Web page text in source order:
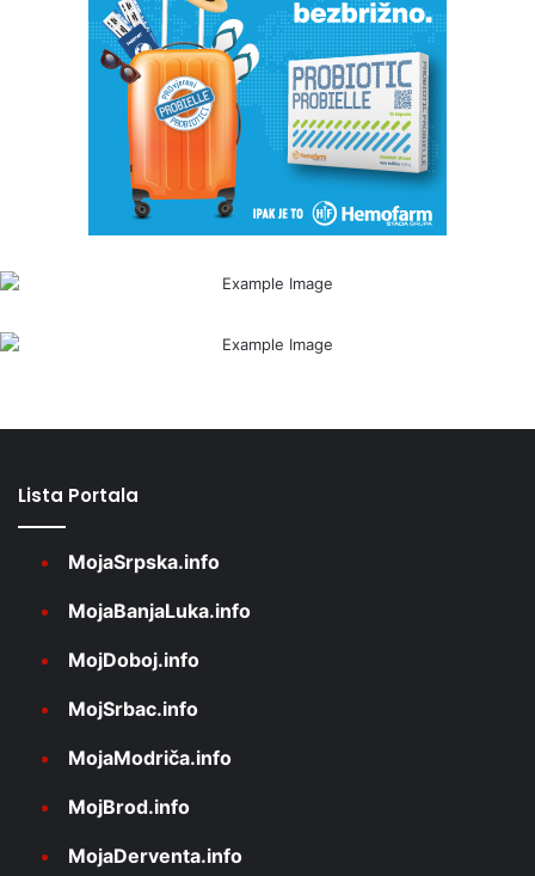
Lista Portala
MojaSrpska.info
MojaBanjaLuka.info
MojDoboj.info
MojSrbac.info
MojaModriča.info
MojBrod.info
MojaDerventa.info